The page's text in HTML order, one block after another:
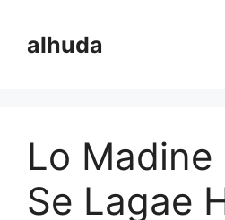
contentalhuda
Lo Madine
Se Lagae